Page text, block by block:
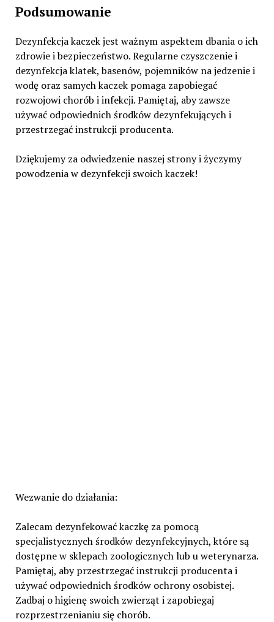
Podsumowanie
Dezynfekcja kaczek jest ważnym aspektem dbania o ich
zdrowie i bezpieczeństwo. Regularne czyszczenie i
dezynfekcja klatek, basenów, pojemników na jedzenie i
wodę oraz samych kaczek pomaga zapobiegać
rozwojowi chorób i infekcji. Pamiętaj, aby zawsze
używać odpowiednich środków dezynfekujących i
przestrzegać instrukcji producenta.
Dziękujemy za odwiedzenie naszej strony i życzymy
powodzenia w dezynfekcji swoich kaczek!
Wezwanie do działania:
Zalecam dezynfekować kaczkę za pomocą
specjalistycznych środków dezynfekcyjnych, które są
dostępne w sklepach zoologicznych lub u weterynarza.
Pamiętaj, aby przestrzegać instrukcji producenta i
używać odpowiednich środków ochrony osobistej.
Zadbaj o higienę swoich zwierząt i zapobiegaj
rozprzestrzenianiu się chorób.